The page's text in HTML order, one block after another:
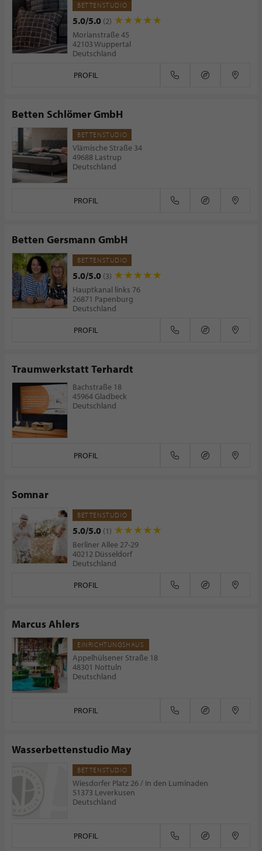
BETTENSTUDIO
5.0/5.0 (2)
Morianstraße 45
42103 Wuppertal
Deutschland
PROFIL
Betten Schlömer GmbH
BETTENSTUDIO
Vlämische Straße 34
49688 Lastrup
Deutschland
PROFIL
Betten Gersmann GmbH
BETTENSTUDIO
5.0/5.0 (3)
Hauptkanal links 76
26871 Papenburg
Deutschland
PROFIL
Traumwerkstatt Terhardt
Bachstraße 18
45964 Gladbeck
Deutschland
PROFIL
Somnar
BETTENSTUDIO
5.0/5.0 (1)
Berliner Allee 27-29
40212 Düsseldorf
Deutschland
PROFIL
Marcus Ahlers
EINRICHTUNGSHAUS
Appelhülsener Straße 18
48301 Nottuln
Deutschland
PROFIL
Wasserbettenstudio May
BETTENSTUDIO
Wiesdorfer Platz 26 / In den Luminaden
51373 Leverkusen
Deutschland
PROFIL